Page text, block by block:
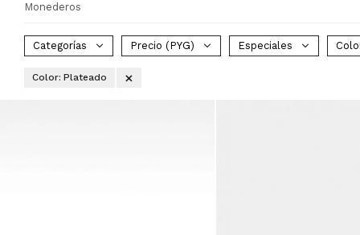
Monederos
Categorías Precio (PYG) Especiales
Color: Plateado